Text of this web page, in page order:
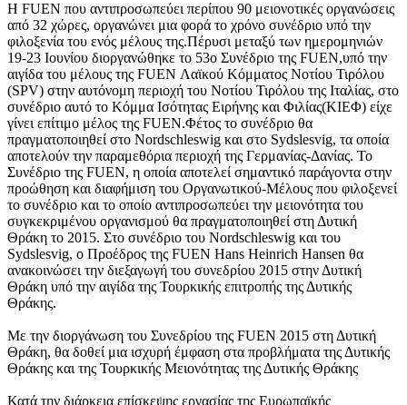
H FUEN που αντιπροσωπεύει περίπου 90 μειονοτικές οργανώσεις
από 32 χώρες, οργανώνει μια φορά το χρόνο συνέδριο υπό την
φιλοξενία του ενός μέλους της.Πέρυσι μεταξύ των ημερομηνιών
19-23 Ιουνίου διοργανώθηκε το 53ο Συνέδριο της FUEN,υπό την
αιγίδα του μέλους της FUEN Λαϊκού Κόμματος Νοτίου Τιρόλου
(SPV) στην αυτόνομη περιοχή του Νοτίου Τιρόλου της Ιταλίας, στο
συνέδριο αυτό το Κόμμα Ισότητας Ειρήνης και Φιλίας(ΚΙΕΦ) είχε
γίνει επίτιμο μέλος της FUEN.Φέτος το συνέδριο θα
πραγματοποιηθεί στο Nordschleswig και στο Sydslesvig, τα οποία
αποτελούν την παραμεθόρια περιοχή της Γερμανίας-Δανίας. Το
Συνέδριο της FUEN, η οποία αποτελεί σημαντικό παράγοντα στην
προώθηση και διαφήμιση του Οργανωτικού-Μέλους που φιλοξενεί
το συνέδριο και το οποίο αντιπροσωπεύει την μειονότητα του
συγκεκριμένου οργανισμού θα πραγματοποιηθεί στη Δυτική
Θράκη το 2015. Στο συνέδριο του Nordschleswig και του
Sydslesvig, ο Προέδρος της FUEN Hans Heinrich Hansen θα
ανακοινώσει την διεξαγωγή του συνεδρίου 2015 στην Δυτική
Θράκη υπό την αιγίδα της Τουρκικής επιτροπής της Δυτικής
Θράκης.
Με την διοργάνωση τoυ Συνεδρίου της FUEΝ 2015 στη Δυτική
Θράκη, θα δοθεί μια ισχυρή έμφαση στα προβλήματα της Δυτικής
Θράκης και της Τουρκικής Μειονότητας της Δυτικής Θράκης
Κατά την διάρκεια επίσκεψης εργασίας της Ευρωπαϊκής